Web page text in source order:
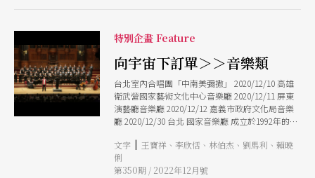
特別企畫 Feature
向宇宙下訂單＞＞音樂類
台北室內合唱團「中南美彌撒」 2020/12/10 高雄
衛武營國家藝術文化中心音樂廳 2020/12/11 屏東
演藝廳音樂廳 2020/12/12 嘉義市政府文化局音樂
廳 2020/12/30 台北 國家音樂廳 成立於1992年的台
團從早期音樂到現代作品，從人聲重唱、室內合唱
團到交響合唱團，台北室內合唱團均展現出高度藝
術性。「中南美彌撒」是合唱團2020年度的旗艦製
文字 | 王寶祥、李欣恬、林伯杰、劉馬利、賴曉
俐
第350期 / 2022年12月號